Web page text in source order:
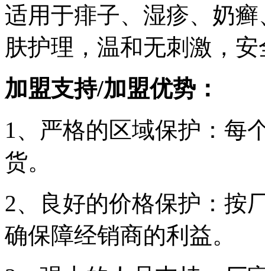
适用于痱子、湿疹、奶
肤护理，温和无刺激，
加盟支持/加盟优势：
1、严格的区域保护：每
货。
2、良好的价格保护：按
确保障经销商的利益。